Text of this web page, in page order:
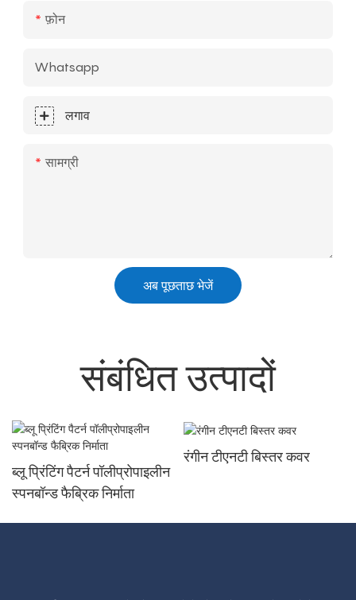
फ़ोन
Whatsapp
लगाव
सामग्री
अब पूछताछ भेजें
संबंधित उत्पादों
ब्लू प्रिंटिंग पैटर्न पॉलीप्रोपाइलीन
स्पनबॉन्ड फैब्रिक निर्माता
रंगीन टीएनटी बिस्तर कवर